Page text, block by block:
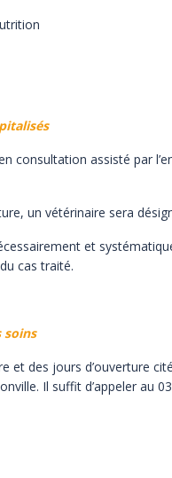
consultation assisté par
un vétérinaire sera
et
cas traité.
soins
et des jours d’ouverture
Il suffit d’appeler au